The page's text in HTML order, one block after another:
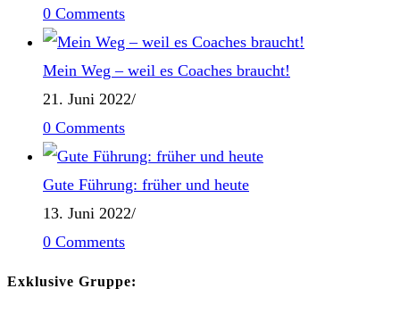
0 Comments
Mein Weg – weil es Coaches braucht!
21. Juni 2022/
0 Comments
Gute Führung: früher und heute
13. Juni 2022/
0 Comments
Exklusive Gruppe: